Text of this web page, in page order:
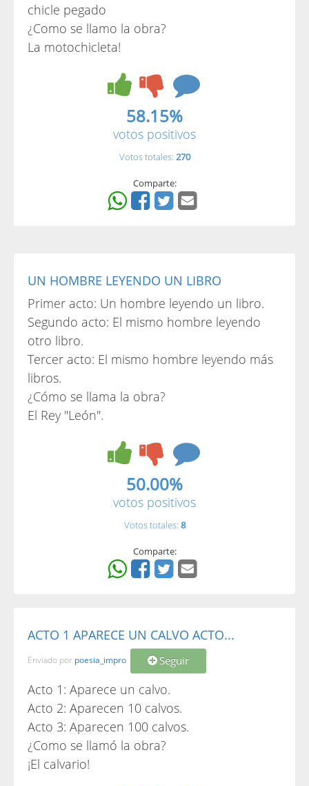
chicle pegado
¿Como se llamo la obra?
La motochicleta!
58.15%
votos positivos
Votos totales: 270
Comparte:
UN HOMBRE LEYENDO UN LIBRO
Primer acto: Un hombre leyendo un libro.
Segundo acto: El mismo hombre leyendo
otro libro.
Tercer acto: El mismo hombre leyendo más
libros.
¿Cómo se llama la obra?
El Rey "León".
50.00%
votos positivos
Votos totales: 8
Comparte:
ACTO 1 APARECE UN CALVO ACTO...
Enviado por poesia_impro Seguir
Acto 1: Aparece un calvo.
Acto 2: Aparecen 10 calvos.
Acto 3: Aparecen 100 calvos.
¿Como se llamó la obra?
¡El calvario!